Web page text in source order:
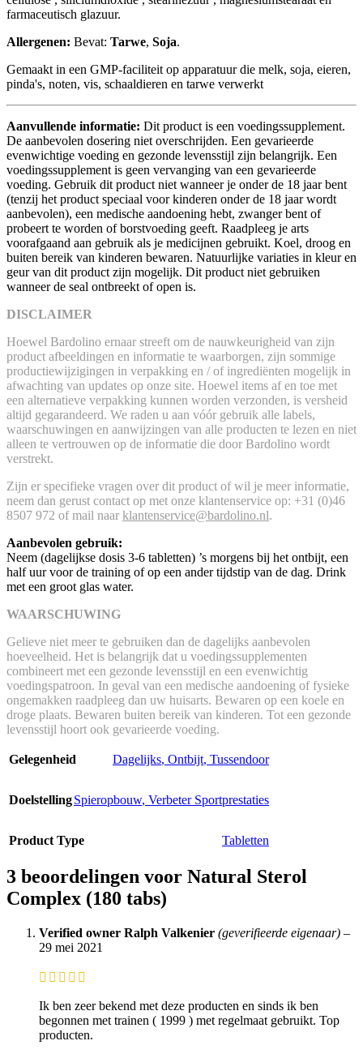
farmaceutisch glazuur.
Allergenen: Bevat: Tarwe, Soja.
Gemaakt in een GMP-faciliteit op apparatuur die melk, soja, eieren,
pinda's, noten, vis, schaaldieren en tarwe verwerkt
Aanvullende informatie: Dit product is een voedingssupplement.
De aanbevolen dosering niet overschrijden. Een gevarieerde
evenwichtige voeding en gezonde levensstijl zijn belangrijk. Een
voedingssupplement is geen vervanging van een gevarieerde
voeding. Gebruik dit product niet wanneer je onder de 18 jaar bent
(tenzij het product speciaal voor kinderen onder de 18 jaar wordt
aanbevolen), een medische aandoening hebt, zwanger bent of
probeert te worden of borstvoeding geeft. Raadpleeg je arts
voorafgaand aan gebruik als je medicijnen gebruikt. Koel, droog en
buiten bereik van kinderen bewaren. Natuurlijke variaties in kleur en
geur van dit product zijn mogelijk. Dit product niet gebruiken
wanneer de seal ontbreekt of open is.
DISCLAIMER
Hoewel Bardolino ernaar streeft om de nauwkeurigheid van zijn
product afbeeldingen en informatie te waarborgen, zijn sommige
productiewijzigingen in verpakking en / of ingrediënten mogelijk in
afwachting van updates op onze site. Hoewel items af en toe met
een alternatieve verpakking kunnen worden verzonden, is versheid
altijd gegarandeerd. We raden u aan vóór gebruik alle labels,
waarschuwingen en aanwijzingen van alle producten te lezen en niet
alleen te vertrouwen op de informatie die door Bardolino wordt
verstrekt.
Zijn er specifieke vragen over dit product of wil je meer informatie,
neem dan gerust contact op met onze klantenservice op: +31 (0)46
8507 972 of mail naar klantenservice@bardolino.nl.
Aanbevolen gebruik:
Neem (dagelijkse dosis 3-6 tabletten) ’s morgens bij het ontbijt, een
half uur voor de training of op een ander tijdstip van de dag. Drink
met een groot glas water.
WAARSCHUWING
Gelieve niet meer te gebruiken dan de dagelijks aanbevolen
hoeveelheid. Het is belangrijk dat u voedingssupplementen
combineert met een gezonde levensstijl en een evenwichtig
voedingspatroon. In geval van een medische aandoening of fysieke
ongemakken raadpleeg dan uw huisarts. Bewaren op een koele en
droge plaats. Bewaren buiten bereik van kinderen. Tot een gezonde
levensstijl hoort ook gevarieerde voeding.
Gelegenheid Dagelijks, Ontbijt, Tussendoor
DoelstellingSpieropbouw, Verbeter Sportprestaties
Product Type Tabletten
3 beoordelingen voor Natural Sterol
Complex (180 tabs)
Verified owner Ralph Valkenier (geverifieerde eigenaar) –
29 mei 2021
Ik ben zeer bekend met deze producten en sinds ik ben
begonnen met trainen ( 1999 ) met regelmaat gebruikt. Top
producten.